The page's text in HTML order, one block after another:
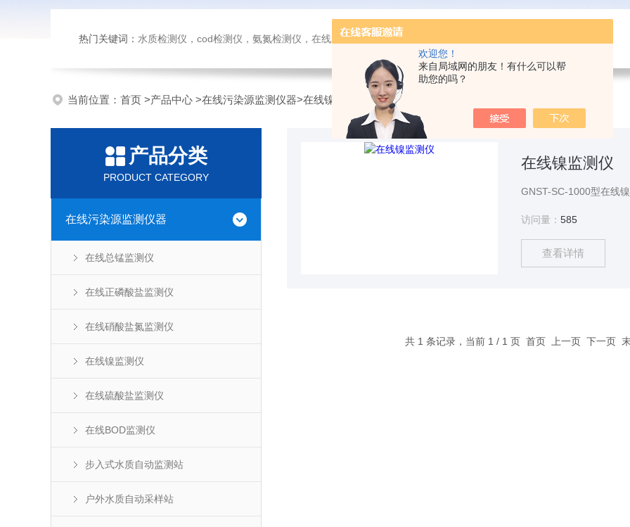
欢迎您！
来自局域网的朋友！有什么可以帮
助您的吗？
热门关键词： 水质检测仪，cod检测仪，氨氮检测仪，在线水质监测仪，水质分析仪，水质检测传感器，氨氮快速测定仪，总磷测定仪，总氮测定仪，多参数水质分析仪，BOD测定仪，余氯分析仪，农药残留检测仪，水质环保仪器
当前位置： 首页 >产品中心 >在线污染源监测仪器>在线镍监测仪
产品分类
PRODUCT CATEGORY
在线污染源监测仪器
在线总锰监测仪
在线正磷酸盐监测仪
在线硝酸盐氮监测仪
在线镍监测仪
在线硫酸盐监测仪
在线BOD监测仪
步入式水质自动监测站
户外水质自动采样站
在线镍监测仪
访问量：585
查看详情
共 1 条记录，当前 1 / 1 页 首页 上一页 下一页